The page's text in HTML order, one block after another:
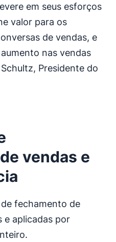
em seus esforços
valor para os
de vendas, e
nas vendas
Presidente do
vendas e
fechamento de
e aplicadas por